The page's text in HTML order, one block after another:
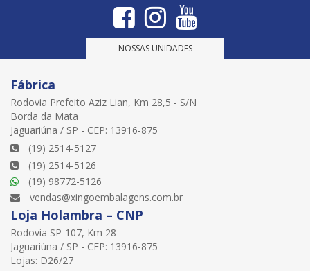
NOSSAS UNIDADES
Fábrica
Rodovia Prefeito Aziz Lian, Km 28,5 - S/N
Borda da Mata
Jaguariúna / SP - CEP: 13916-875
(19) 2514-5127
(19) 2514-5126
(19) 98772-5126
vendas@xingoembalagens.com.br
Loja Holambra – CNP
Rodovia SP-107, Km 28
Jaguariúna / SP - CEP: 13916-875
Lojas: D26/27